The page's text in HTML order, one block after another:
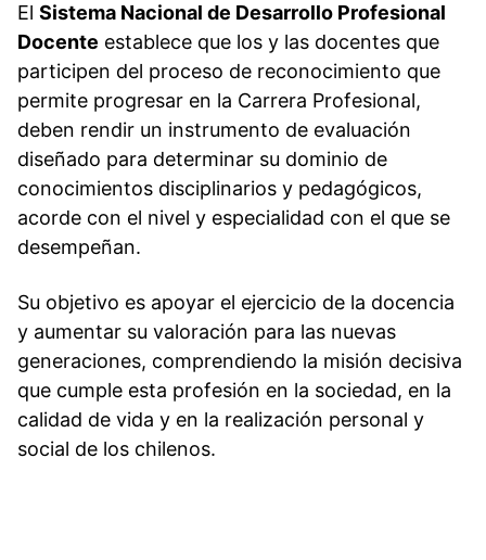
El Sistema Nacional de Desarrollo Profesional
Docente establece que los y las docentes que
participen del proceso de reconocimiento que
permite progresar en la Carrera Profesional,
deben rendir un instrumento de evaluación
diseñado para determinar su dominio de
conocimientos disciplinarios y pedagógicos,
acorde con el nivel y especialidad con el que se
desempeñan.
Su objetivo es apoyar el ejercicio de la docencia
y aumentar su valoración para las nuevas
generaciones, comprendiendo la misión decisiva
que cumple esta profesión en la sociedad, en la
calidad de vida y en la realización personal y
social de los chilenos.